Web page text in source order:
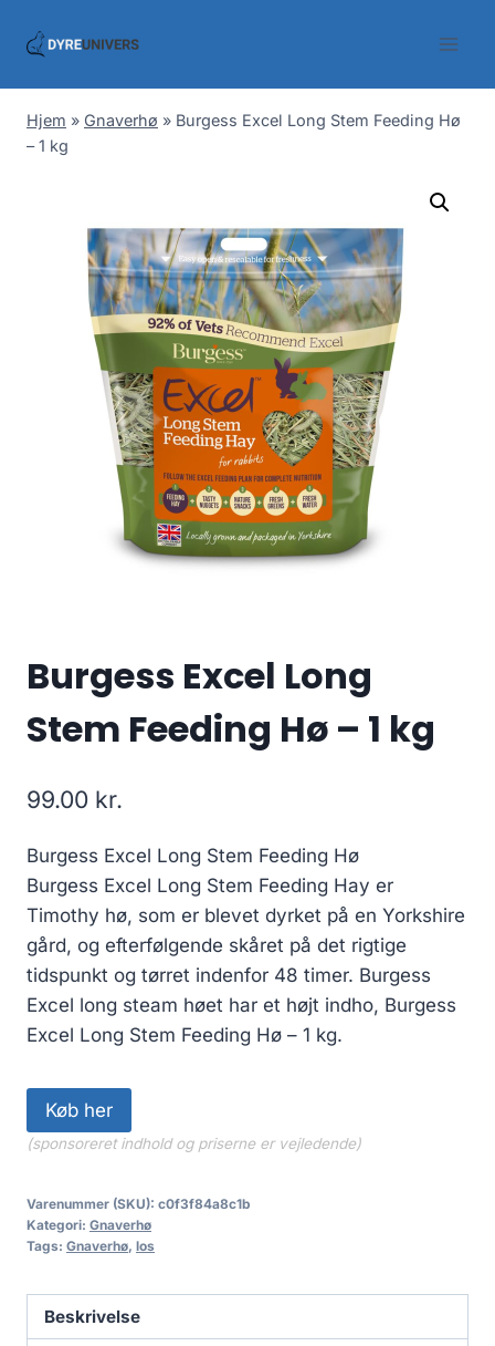
Hjem » Gnaverhø » Burgess Excel Long Stem Feeding Hø
– 1 kg
Burgess Excel Long
Stem Feeding Hø – 1 kg
99.00 kr.
Burgess Excel Long Stem Feeding Hø
Burgess Excel Long Stem Feeding Hay er
Timothy hø, som er blevet dyrket på en Yorkshire
gård, og efterfølgende skåret på det rigtige
tidspunkt og tørret indenfor 48 timer. Burgess
Excel long steam høet har et højt indho, Burgess
Excel Long Stem Feeding Hø – 1 kg.
Køb her
(sponsoreret indhold og priserne er vejledende)
Varenummer (SKU): c0f3f84a8c1b
Kategori: Gnaverhø
Tags: Gnaverhø, los
Beskrivelse